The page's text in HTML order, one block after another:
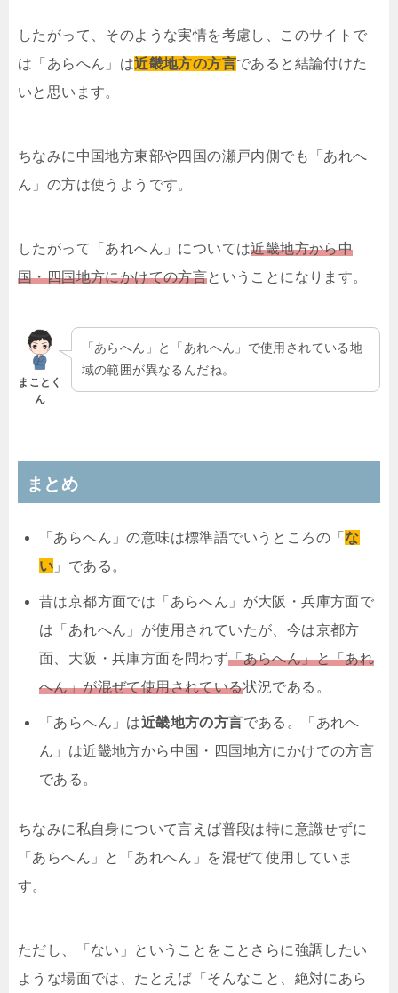
したがって、そのような実情を考慮し、このサイトで
は「あらへん」は近畿地方の方言であると結論付けた
いと思います。
ちなみに中国地方東部や四国の瀬戸内側でも「あれへ
ん」の方は使うようです。
したがって「あれへん」については近畿地方から中
国・四国地方にかけての方言ということになります。
まことく
ん
「あらへん」と「あれへん」で使用されている地
域の範囲が異なるんだね。
まとめ
「あらへん」の意味は標準語でいうところの「な
い 」である。
昔は京都方面では「あらへん」が大阪・兵庫方面で
は「あれへん」が使用されていたが、今は京都方
面、大阪・兵庫方面を問わず「あらへん」と「あれ
へん」が混ぜて使用されている状況である。
「あらへん」は近畿地方の方言である。「あれへ
ん」は近畿地方から中国・四国地方にかけての方言
である。
ちなみに私自身について言えば普段は特に意識せずに
「あらへん」と「あれへん」を混ぜて使用していま
す。
ただし、「ない」ということをことさらに強調したい
ような場面では、たとえば「そんなこと、絶対にあら